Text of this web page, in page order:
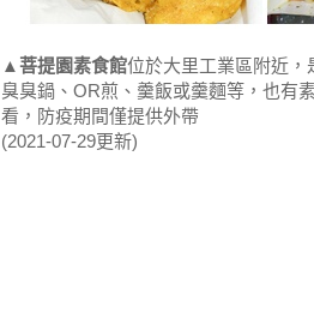
▲ 菩提園素食館位於大里工業區附近
臭臭鍋、OR煎、羹飯或羹麵等，也有
看，防疫期間僅提供外帶
(2021-07-29更新)